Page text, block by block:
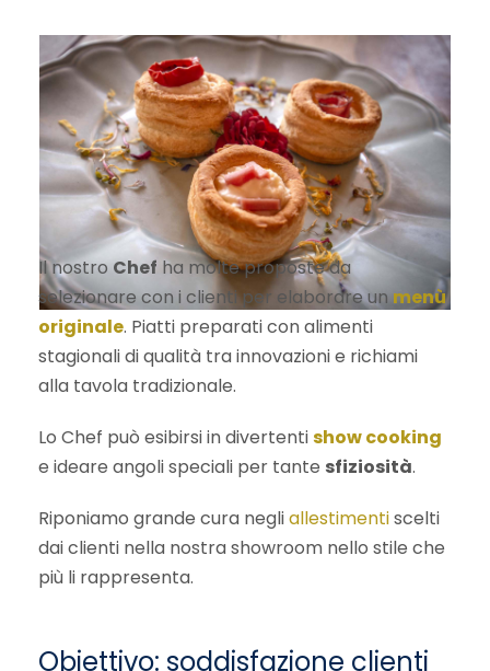
Il nostroChef ha molte proposte da
selezionare con i clienti per elaborare un menù
originale. Piatti preparati con alimenti
stagionali di qualità tra innovazioni e richiami
alla tavola tradizionale.
Lo Chef può esibirsi in divertentishow cooking
e ideare angoli speciali per tante sfiziosità.
Riponiamo grande cura negliallestimentiscelti
dai clienti nella nostra showroom nello stile che
più li rappresenta.
Obiettivo: soddisfazione clienti